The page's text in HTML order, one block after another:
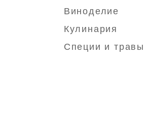
Виноделие
Кулинария
Специи и травы